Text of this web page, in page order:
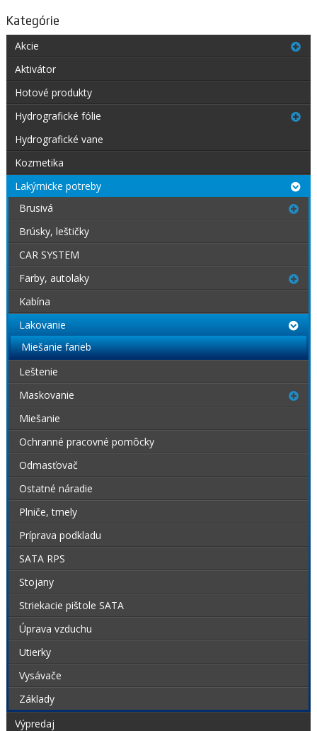
Kategórie
Akcie
Aktivátor
Hotové produkty
Hydrografické fólie
Hydrografické vane
Kozmetika
Lakýrnicke potreby
Brusivá
Brúsky, leštičky
CAR SYSTEM
Farby, autolaky
Kabína
Lakovanie
Miešanie farieb
Leštenie
Maskovanie
Miešanie
Ochranné pracovné pomôcky
Odmasťovač
Ostatné náradie
Plniče, tmely
Príprava podkladu
SATA RPS
Stojany
Striekacie pištole SATA
Úprava vzduchu
Utierky
Vysávače
Základy
Výpredaj